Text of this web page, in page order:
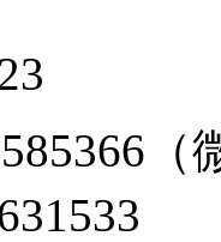
（